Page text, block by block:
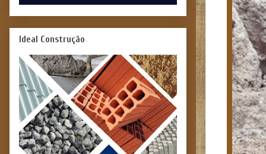
Ideal Construção